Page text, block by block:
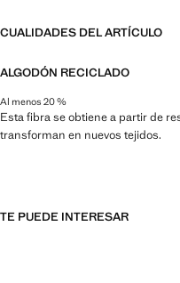
CUALIDADES DEL ARTÍCULO
ALGODÓN RECICLADO
Al menos 20 %
Esta fibra se obtiene a partir de
transforman en nuevos tejidos.
TE PUEDE INTERESAR